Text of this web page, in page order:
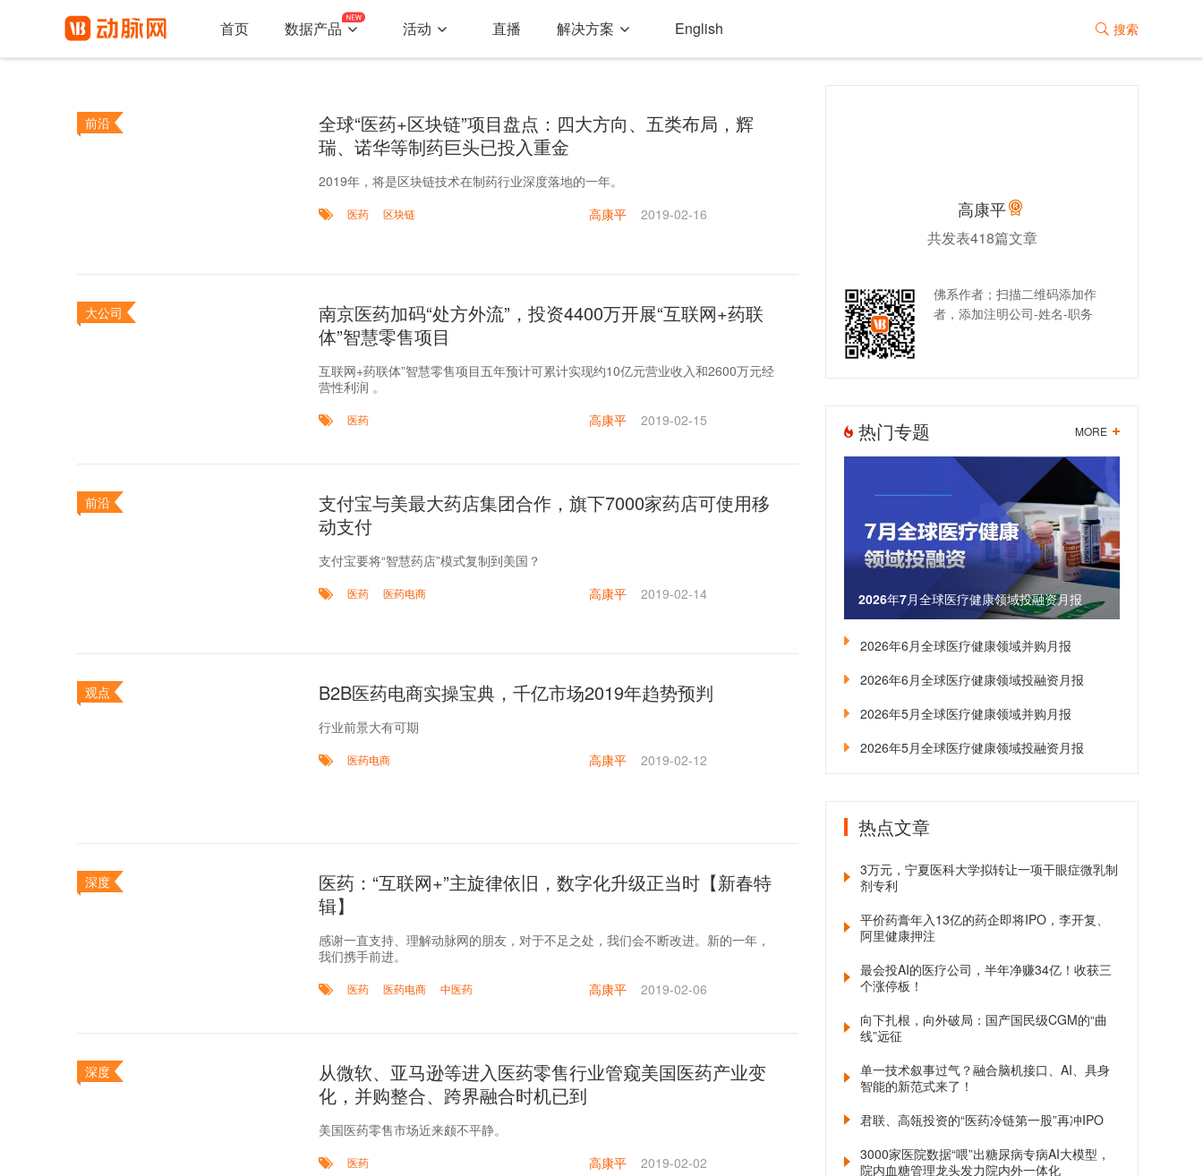
首页 数据产品 活动 直播 解决方案 English  搜索
前沿
全球“医药+区块链”项目盘点：四大方向、五类布局，辉
瑞、诺华等制药巨头已投入重金
2019年，将是区块链技术在制药行业深度落地的一年。
医药 区块链 高康平 2019-02-16
大公司
南京医药加码“处方外流”，投资4400万开展“互联网+药联
体”智慧零售项目
互联网+药联体”智慧零售项目五年预计可累计实现约10亿元营业收入和2600万元经
营性利润 。
医药 高康平 2019-02-15
前沿
支付宝与美最大药店集团合作，旗下7000家药店可使用移
动支付
支付宝要将“智慧药店”模式复制到美国？
医药 医药电商 高康平 2019-02-14
观点 B2B医药电商实操宝典，千亿市场2019年趋势预判
行业前景大有可期
医药电商 高康平 2019-02-12
深度
医药：“互联网+”主旋律依旧，数字化升级正当时【新春特
辑】
感谢一直支持、理解动脉网的朋友，对于不足之处，我们会不断改进。新的一年，
我们携手前进。
医药 医药电商 中医药 高康平 2019-02-06
深度
从微软、亚马逊等进入医药零售行业管窥美国医药产业变
化，并购整合、跨界融合时机已到
​美国医药零售市场近来颇不平静。
医药 高康平 2019-02-02
高康平
共发表418篇文章
佛系作者；扫描二维码添加作
者，添加注明公司-姓名-职务
热门专题 MORE
2026年7月全球医疗健康领域投融资月报
2026年6月全球医疗健康领域并购月报
2026年6月全球医疗健康领域投融资月报
2026年5月全球医疗健康领域并购月报
2026年5月全球医疗健康领域投融资月报
热点文章
3万元，宁夏医科大学拟转让一项干眼症微乳制
剂专利
平价药膏年入13亿的药企即将IPO，李开复、
阿里健康押注
最会投AI的医疗公司，半年净赚34亿！收获三
个涨停板！
向下扎根，向外破局：国产国民级CGM的“曲
线”远征
单一技术叙事过气？融合脑机接口、AI、具身
智能的新范式来了！
君联、高瓴投资的“医药冷链第一股”再冲IPO
3000家医院数据“喂”出糖尿病专病AI大模型，
院内血糖管理龙头发力院内外一体化